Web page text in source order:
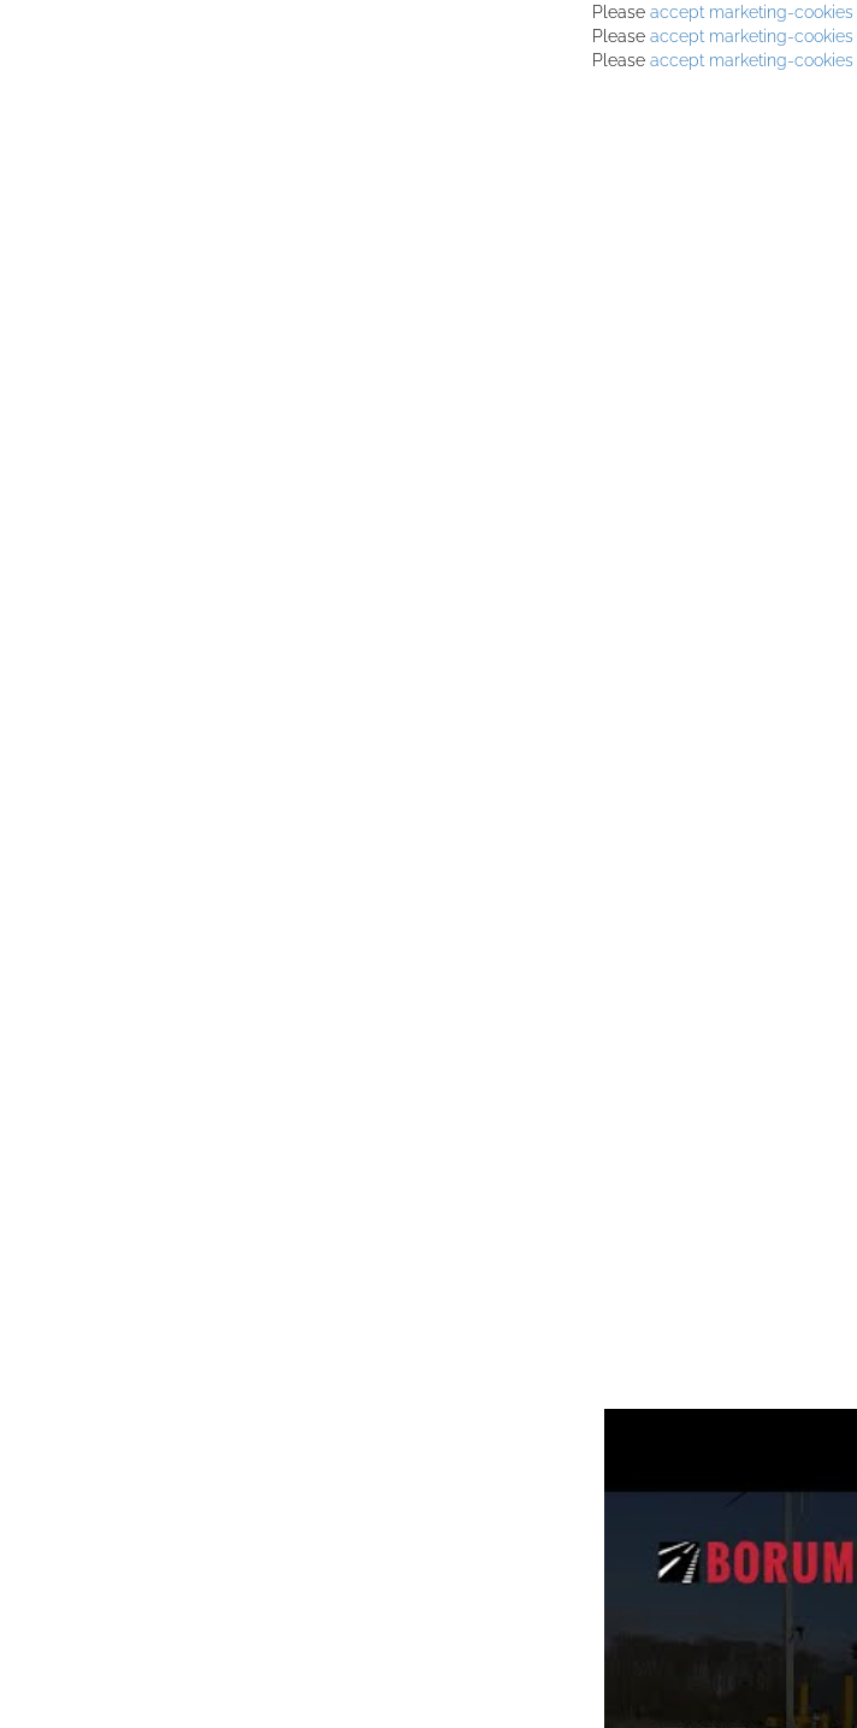
Please accept marketing-cookies
Please accept marketing-cookies
Please accept marketing-cookies